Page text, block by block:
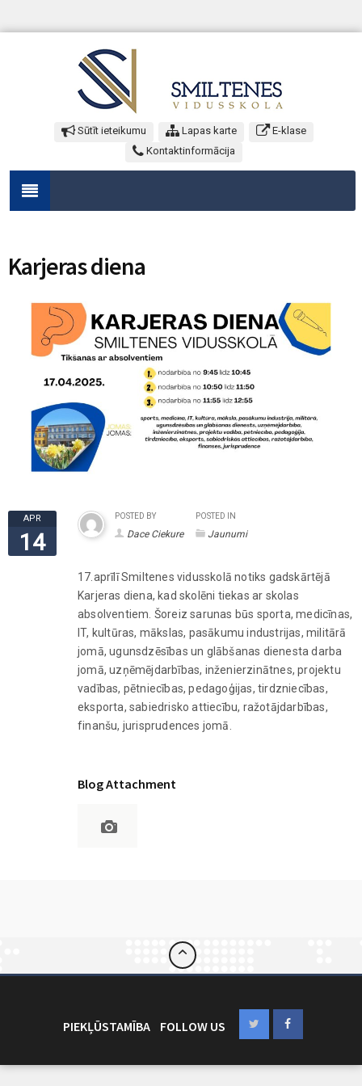
Sūtīt ieteikumu Lapas karte
E-klase
Kontaktinformācija
Karjeras diena
APR
14
POSTED BY
Dace Ciekure
POSTED IN
Jaunumi
17.aprīlī Smiltenes vidusskolā notiks gadskārtējā
Karjeras diena, kad skolēni tiekas ar skolas
absolventiem. Šoreiz sarunas būs sporta, medicīnas,
IT, kultūras, mākslas, pasākumu industrijas, militārā
jomā, ugunsdzēsības un glābšanas dienesta darba
jomā, uzņēmējdarbības, inženierzinātnes, projektu
vadības, pētniecības, pedagoģijas, tirdzniecības,
eksporta, sabiedrisko attiecību, ražotājdarbības,
finanšu, jurisprudences jomā.
Blog Attachment
PIEKĻŪSTAMĪBA FOLLOW US